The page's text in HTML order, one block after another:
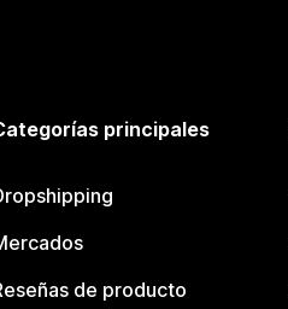
principales
de producto